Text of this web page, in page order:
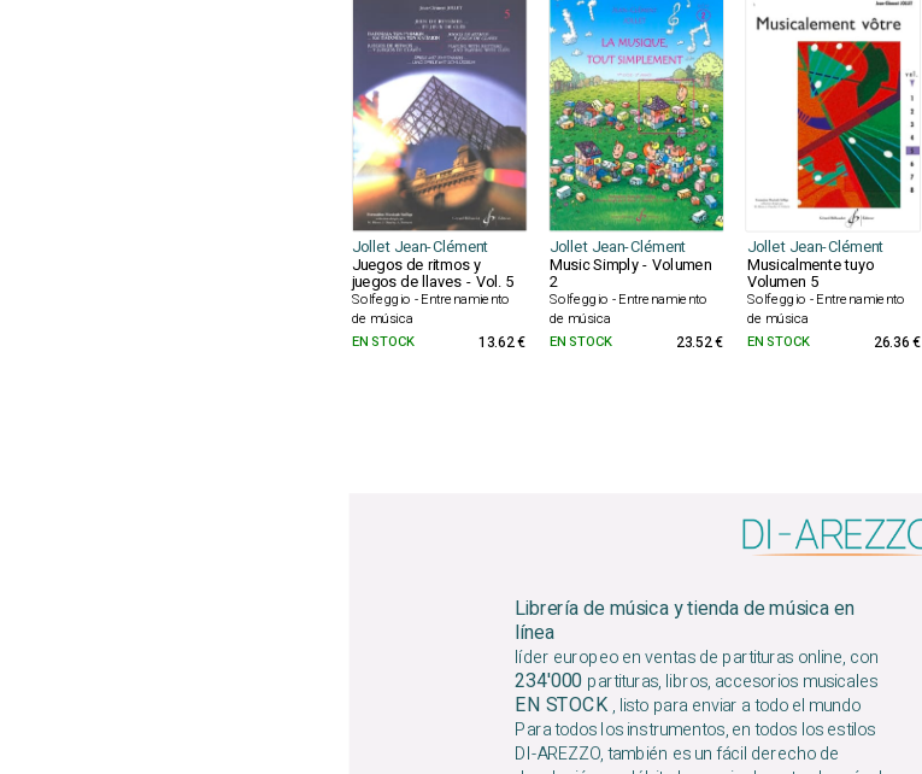
Jollet Jean-Clément Jollet Jean-Clément Jollet Jean-Clément
Juegos de ritmos y
juegos de llaves - Vol. 5
Solfeggio - Entrenamiento
de música
Music Simply - Volumen
2
Solfeggio - Entrenamiento
de música
Musicalmente tuyo
Volumen 5
Solfeggio - Entrenamiento
de música
EN STOCK 13.62 € EN STOCK 23.52 € EN STOCK 26.36 €
Librería de música y tienda de música en
línea
líder europeo en ventas de partituras online, con
234'000 partituras, libros, accesorios musicales
EN STOCK, listo para enviar a todo el mundo
Para todos los instrumentos, en todos los estilos
DI-AREZZO, también es un fácil derecho de